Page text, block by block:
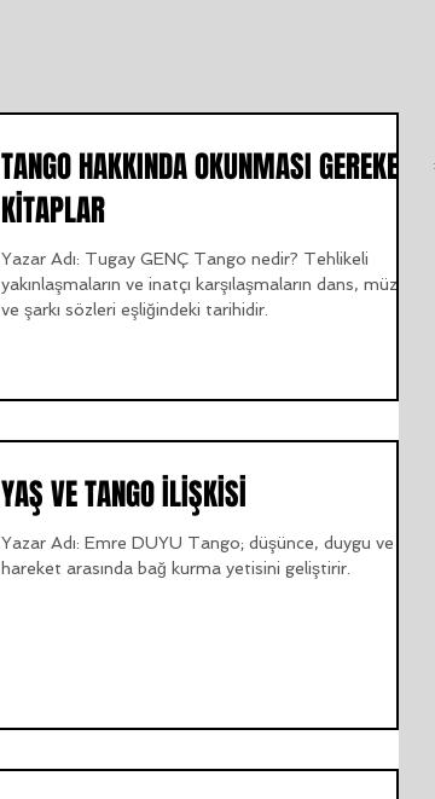
TANGO HAKKINDA OKUNMASI GEREKEN
KİTAPLAR
Yazar Adı: Tugay GENÇ Tango nedir? Tehlikeli
yakınlaşmaların ve inatçı karşılaşmaların dans, müzik
ve şarkı sözleri eşliğindeki tarihidir.
YAŞ VE TANGO İLİŞKİSİ
Yazar Adı: Emre DUYU Tango; düşünce, duygu ve
hareket arasında bağ kurma yetisini geliştirir.